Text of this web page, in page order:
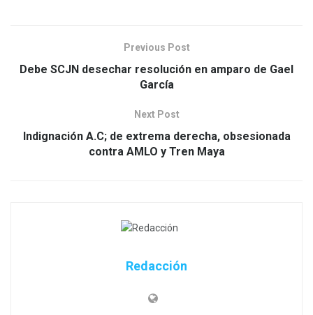
Previous Post
Debe SCJN desechar resolución en amparo de Gael
García
Next Post
Indignación A.C; de extrema derecha, obsesionada
contra AMLO y Tren Maya
Redacción